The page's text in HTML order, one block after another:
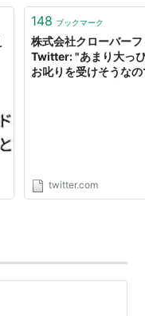
148 ブックマーク
株式会社クローバー
Twitter: "あまり大っ
お叱りを受けそうな
twitter.com